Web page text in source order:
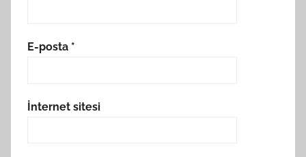
E-posta *
İnternet sitesi